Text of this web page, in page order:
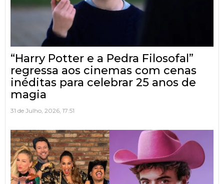
“Harry Potter e a Pedra Filosofal”
regressa aos cinemas com cenas
inéditas para celebrar 25 anos de
magia
31 de Julho, 2026, 17:51